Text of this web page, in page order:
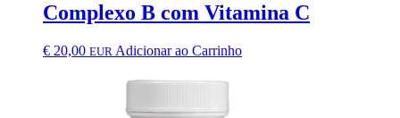
Complexo B com Vitamina C
€ 20,00 EUR Adicionar ao Carrinho